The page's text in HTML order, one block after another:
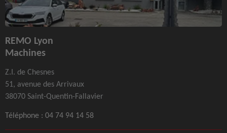
REMO Lyon
Machines
Z.I. de Chesnes
51, avenue des Arrivaux
38070 Saint-Quentin-Fallavier
Téléphone : 04 74 94 14 58